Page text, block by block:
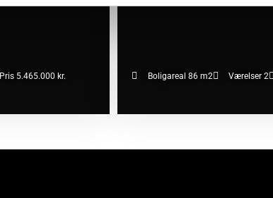
Pris 5.465.000 kr. Boligareal 86 m2 Værelser 2